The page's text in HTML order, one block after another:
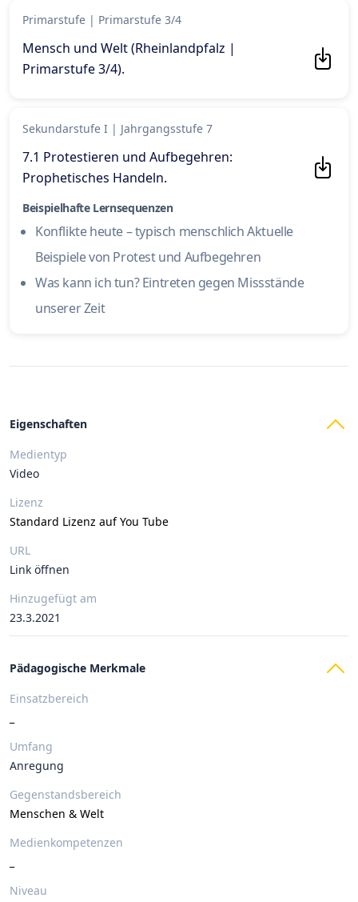
Primarstufe | Primarstufe 3/4
Mensch und Welt (Rheinlandpfalz |
Primarstufe 3/4).
Sekundarstufe I | Jahrgangsstufe 7
7.1 Protestieren und Aufbegehren:
Prophetisches Handeln.
Beispielhafte Lernsequenzen
Konflikte heute – typisch menschlich Aktuelle
Beispiele von Protest und Aufbegehren
Was kann ich tun? Eintreten gegen Missstände
unserer Zeit
Eigenschaften
Medientyp
Video
Lizenz
Standard Lizenz auf You Tube
URL
Link öffnen
Hinzugefügt am
23.3.2021
Pädagogische Merkmale
Einsatzbereich
Umfang
Anregung
Gegenstandsbereich
Menschen & Welt
Medienkompetenzen
Niveau